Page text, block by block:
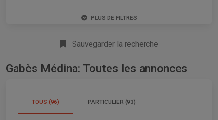
PLUS DE FILTRES
Sauvegarder la recherche
Gabès Médina: Toutes les annonces
TOUS (96) PARTICULIER (93)